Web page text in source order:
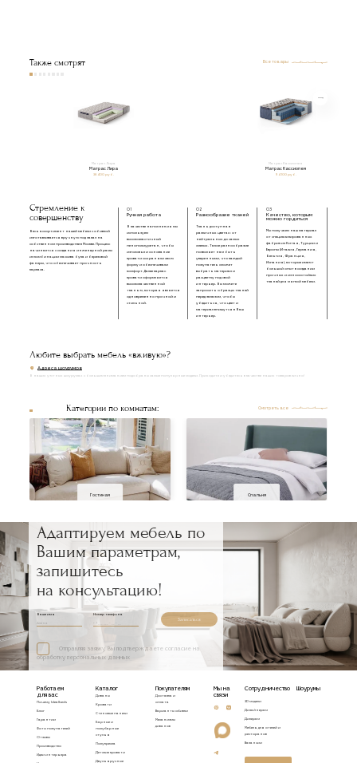
Также смотрят Все товары
Матрас Лира
Матрас Лира
38 400 руб.
Матрас Кассиопея
Матрас Кассиопея
94 100 руб.
Стремление к
совершенству
Весь ассортимент нашей мебели с обивкой
изготавливается вручную под заказ на
собственном производстве в Москве. Процесс
начинается с создания инженерной рамы
из комбинации массива бука и березовой
фанеры, что обеспечивает прочность
каркаса.
01
Ручная работа
В качестве наполнения мы
используем
высокоэластичный
пенополиуретан, чтобы
изголовье и основание
кровати сохраняли свою
форму и обеспечивали
комфорт. Далее каркас
кровати оформляется
высококачественной
тканью, которая является
одновременно прочной и
стильной.
02
Разнообразие тканей
Ткань доступна в
различных цветах: от
нейтральных до самых
смелых. Такое разнообразие
позволяет нам быть
уверенными, что каждый
покупатель сможет
выбрать материал и
расцветку под свой
интерьер. Вы можете
запросить образцы тканей
перед заказом, чтобы
убедиться, что цвет и
материал впишутся в Ваш
интерьер.
03
Качество, которым
можно гордиться
Мы получаем наш материал
от специализированных
фабрик из Китая, Турции и
Европы (Италия, Германия,
Бельгия, Франция,
Испания), которые имеют
большой опыт в создании
прочных и износостойких
тканей для мягкой мебели.
Любите выбрать мебель «вживую»?
Адреса шоурумов
Категории по комнатам: Смотреть все
Гостиная Спальня
Адаптируем мебель по
Вашим параметрам,
запишитесь
на консультацию!
Ваше имя Номер телефона
Записаться
Отправляя заявку, Вы подтверждаете согласие на
обработку персональных данных
Работаем
для вас
Почему Idealbeds
Блог
Гарантии
Фото покупателей
Отзывы
Производство
Идеи интерьера
Каталог
Диваны
Кровати
Стеновые панели
Барные и
полубарные
стулья
Полукресла
Детские кровати
Двухъярусные
Покупателям
Доставка и
оплата
Варианты обивки
Механизмы
диванов
Мы на
связи
Сотрудничество
3D модели
Дизайнерам
Дилерам
Мебель для отелей и
ресторанов
Вакансии
Шоурумы